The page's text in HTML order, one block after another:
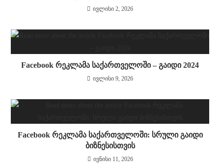
ივლისი 2, 2026
Facebook რეკლამა საქართველოში – გაიდი 2024
ივლისი 9, 2026
Facebook რეკლამა საქართველოში: სრული გაიდი
ბიზნესისთვის
ივნისი 11, 2026